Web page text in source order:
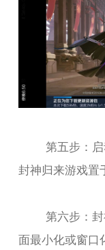
第五步：
封神归来游戏置
第六步：
面最小化或窗口